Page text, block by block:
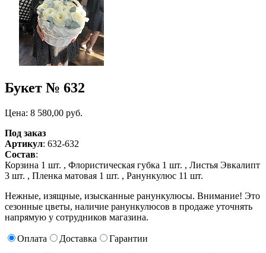
Букет № 632
Цена: 8 580,00 руб.
Под заказ
Артикул: 632-632
Состав:
Корзина 1 шт. , Флористическая губка 1 шт. , Листья Эвкалипт
3 шт. , Пленка матовая 1 шт. , Ранункулюс 11 шт.
Нежные, изящные, изысканные ранункулюсы. Внимание! Это
сезонные цветы, наличие ранункулюсов в продаже уточнять
напрямую у сотрудников магазина.
Оплата Доставка
Гарантии